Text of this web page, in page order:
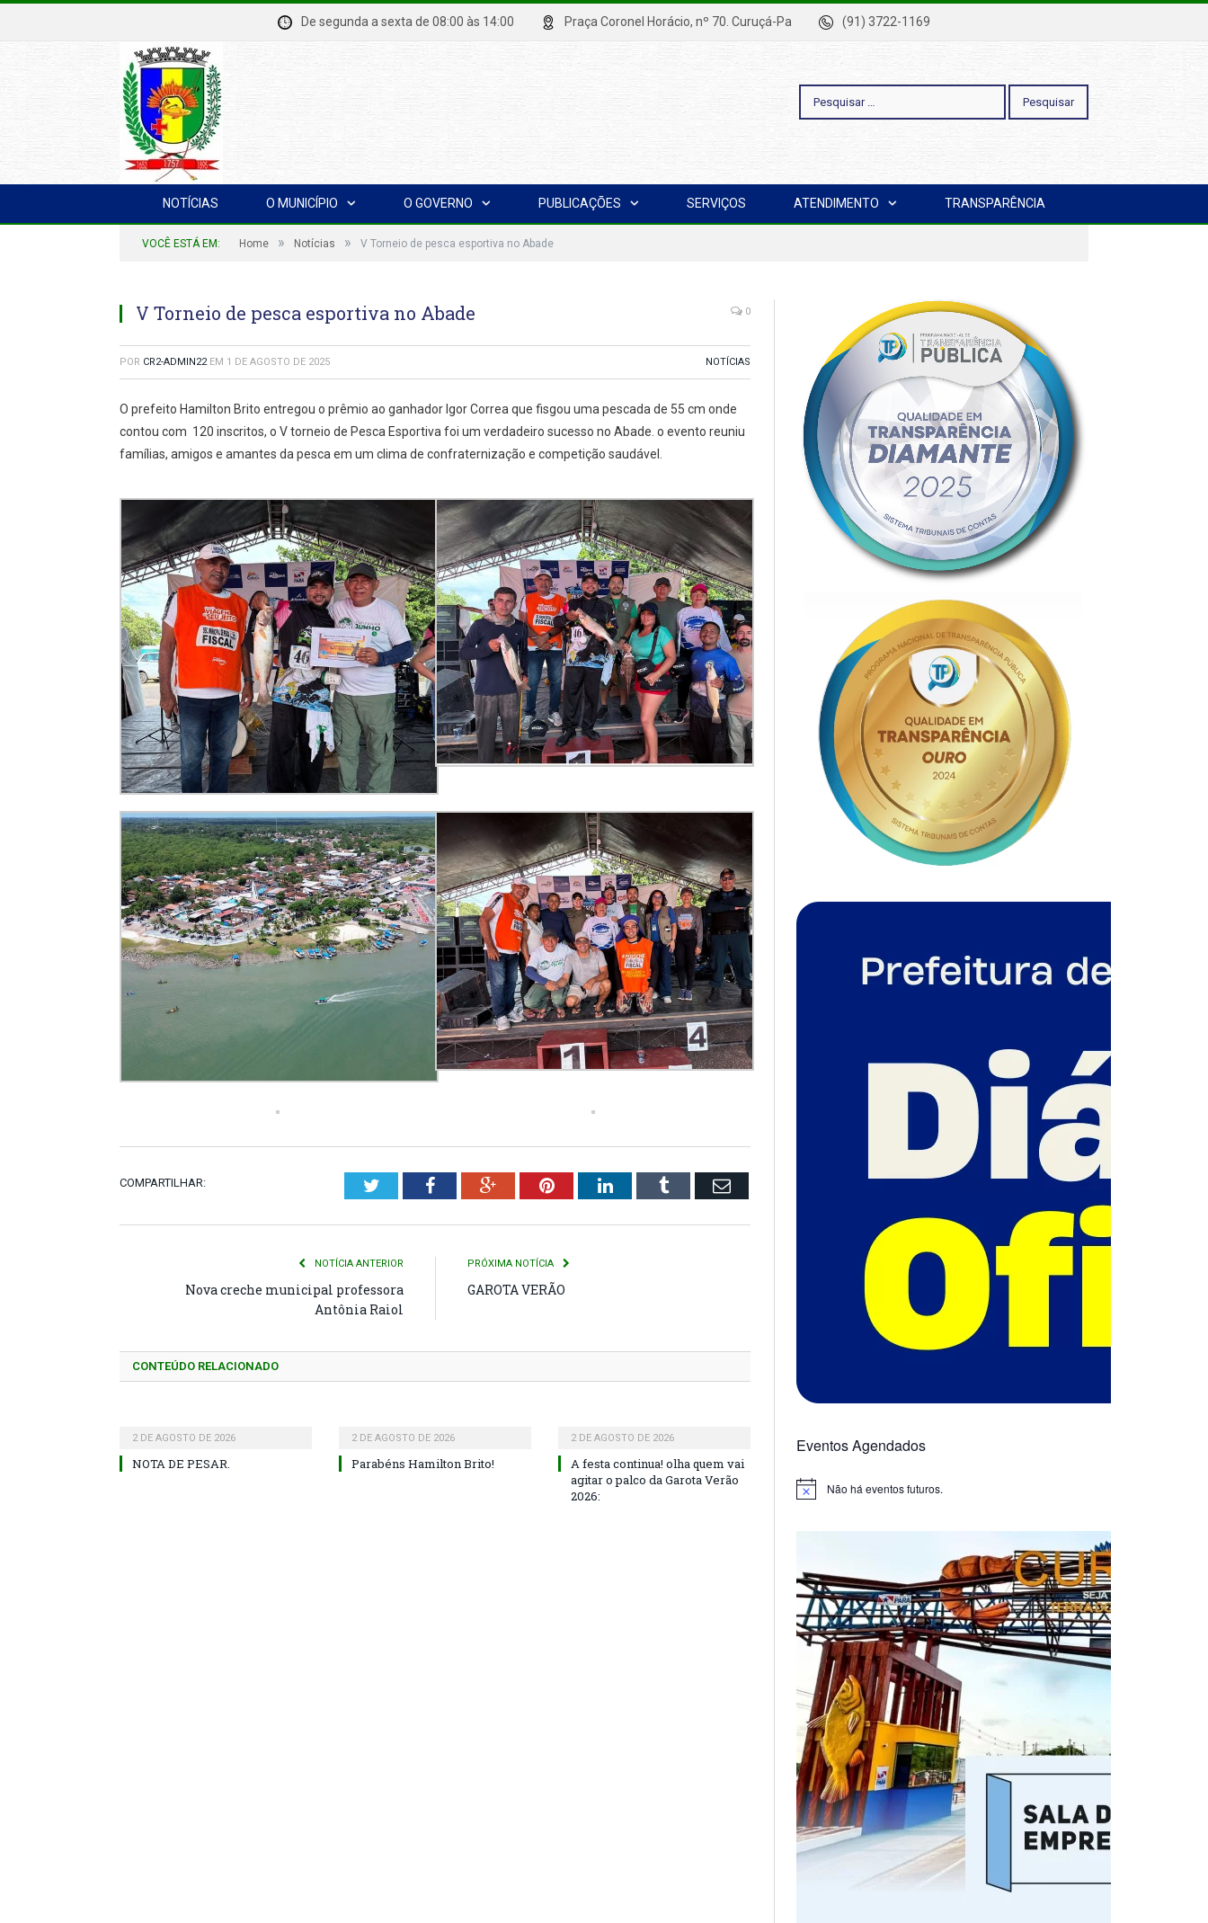
De segunda a sexta de 08:00 às 14:00 Praça Coronel Horácio, nº 70. Curuçá-Pa (91) 3722-1169
Pesquisar
por:
NOTÍCIAS O MUNICÍPIO O GOVERNO PUBLICAÇÕES SERVIÇOS ATENDIMENTO TRANSPARÊNCIA
VOCÊ ESTÁ EM: Home » Notícias » V Torneio de pesca esportiva no Abade
V Torneio de pesca esportiva no Abade 0
POR CR2-ADMIN22 EM 1 DE AGOSTO DE 2025 NOTÍCIAS
O prefeito Hamilton Brito entregou o prêmio ao ganhador Igor Correa que fisgou uma pescada de 55 cm onde
contou com 120 inscritos, o V torneio de Pesca Esportiva foi um verdadeiro sucesso no Abade. o evento reuniu
famílias, amigos e amantes da pesca em um clima de confraternização e competição saudável.
COMPARTILHAR: TwitterFacebookGoogle+PinterestLinkedInTumblr Email
NOTÍCIA ANTERIOR
Nova creche municipal professora
Antônia Raiol
PRÓXIMA NOTÍCIA
GAROTA VERÃO
CONTEÚDO RELACIONADO
2 DE AGOSTO DE 2026
NOTA DE PESAR.
2 DE AGOSTO DE 2026
Parabéns Hamilton Brito!
2 DE AGOSTO DE 2026
A festa continua! olha quem vai
agitar o palco da Garota Verão
2026:
Eventos Agendados
Notice Não há eventos futuros.